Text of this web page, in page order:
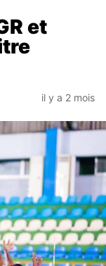
et
il y a 2 mois